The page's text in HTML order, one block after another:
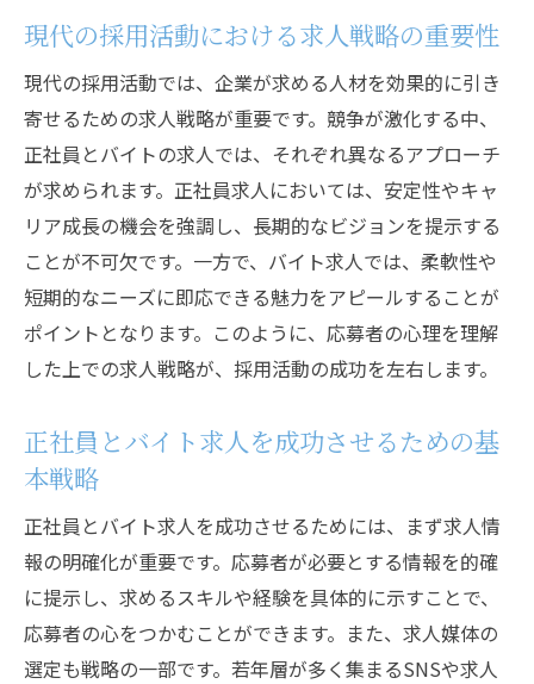
応募者心理を読み解く求人情報の新潮流
心理学を活用した求人情報の作成方法
応募者の視点からみた求人広告の効果
求人情報が応募者の決定に与える影響
応募者心理を反映した求人情報の特徴
新たなテクノロジーで応募者心理を分析す
る
正社員とバイト求人の違いが企業に与える影響
正社員求人の長所と短所
バイト求人が企業にもたらす柔軟性
バランスの取れた雇用形態の選び方
企業の成長に貢献する人材戦略
応募者が求める価値を反映した採用活動の秘訣
応募者の価値観を反映した求人広告の作成
現代の採用活動における求人戦略の重要性
現代の採用活動では、企業が求める人材を効果的に引き
寄せるための求人戦略が重要です。競争が激化する中、
正社員とバイトの求人では、それぞれ異なるアプローチ
が求められます。正社員求人においては、安定性やキャ
リア成長の機会を強調し、長期的なビジョンを提示する
ことが不可欠です。一方で、バイト求人では、柔軟性や
短期的なニーズに即応できる魅力をアピールすることが
ポイントとなります。このように、応募者の心理を理解
した上での求人戦略が、採用活動の成功を左右します。
正社員とバイト求人を成功させるための基
本戦略
正社員とバイト求人を成功させるためには、まず求人情
報の明確化が重要です。応募者が必要とする情報を的確
に提示し、求めるスキルや経験を具体的に示すことで、
応募者の心をつかむことができます。また、求人媒体の
選定も戦略の一部です。若年層が多く集まるSNSや求人